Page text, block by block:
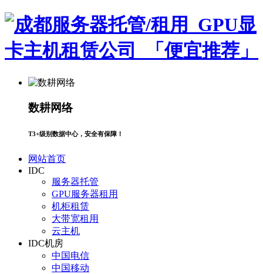
数耕网络
T3+级别数据中心，安全有保障！
网站首页
IDC
服务器托管
GPU服务器租用
机柜租赁
大带宽租用
云主机
IDC机房
中国电信
中国移动